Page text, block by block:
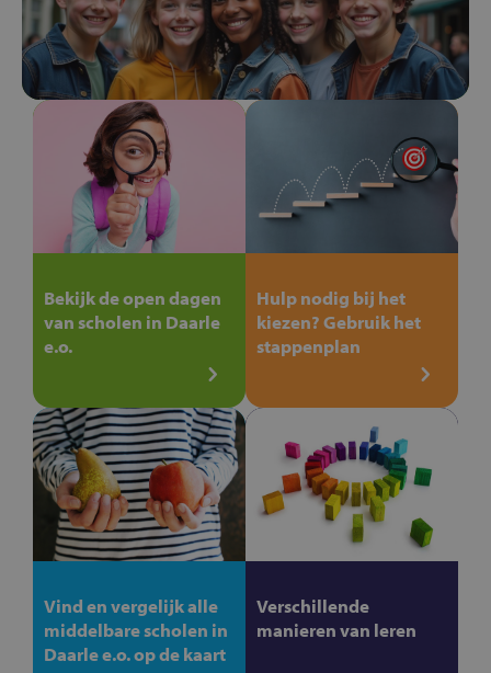
Bekijk de open dagen
van scholen in Daarle
e.o.
Hulp nodig bij het
kiezen? Gebruik het
stappenplan
Vind en vergelijk alle
middelbare scholen in
Daarle e.o. op de kaart
Verschillende
manieren van leren